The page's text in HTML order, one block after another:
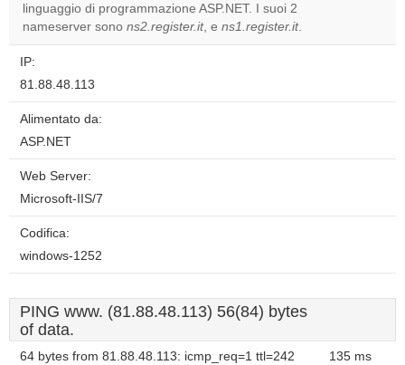
own this
website?
linguaggio di programmazione ASP.NET. I suoi 2
nameserver sono ns2.register.it, e ns1.register.it.
IP:
81.88.48.113
Alimentato da:
ASP.NET
Web Server:
Microsoft-IIS/7
Codifica:
windows-1252
PING www. (81.88.48.113) 56(84) bytes
of data.
64 bytes from 81.88.48.113: icmp_req=1 ttl=242 135 ms